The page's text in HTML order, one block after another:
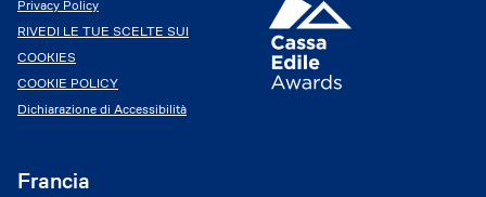
Privacy Policy
RIVEDI LE TUE SCELTE SUI
COOKIES
COOKIE POLICY
Dichiarazione di Accessibilità
Francia